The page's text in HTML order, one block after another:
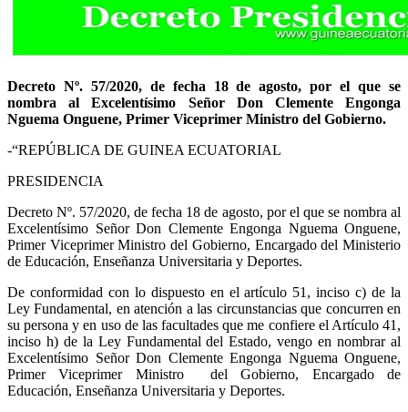
Decreto Nº. 57/2020, de fecha 18 de agosto, por el que se
nombra al Excelentísimo Señor Don Clemente Engonga
Nguema Onguene, Primer Viceprimer Ministro del Gobierno.
-“REPÚBLICA DE GUINEA ECUATORIAL
PRESIDENCIA
Decreto Nº. 57/2020, de fecha 18 de agosto, por el que se nombra al
Excelentísimo Señor Don Clemente Engonga Nguema Onguene,
Primer Viceprimer Ministro del Gobierno, Encargado del Ministerio
de Educación, Enseñanza Universitaria y Deportes.
De conformidad con lo dispuesto en el artículo 51, inciso c) de la
Ley Fundamental, en atención a las circunstancias que concurren en
su persona y en uso de las facultades que me confiere el Artículo 41,
inciso h) de la Ley Fundamental del Estado, vengo en nombrar al
Excelentísimo Señor Don Clemente Engonga Nguema Onguene,
Primer Viceprimer Ministro del Gobierno, Encargado de
Educación, Enseñanza Universitaria y Deportes.